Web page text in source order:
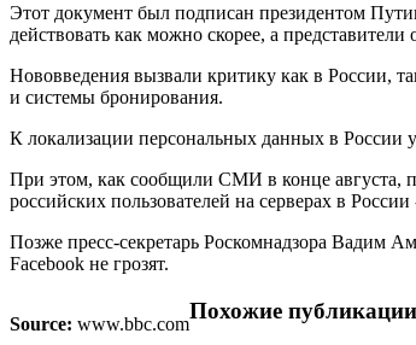
Этот документ был подписан президентом
действовать как можно скорее, а
Нововведения вызвали критику как в России,
и системы бронирования.
К локализации персональных данных в России
При этом, как сообщили СМИ в конце августа,
российских пользователей на серверах в
Позже пресс-секретарь Роскомнадзора Вадим
Facebook не грозят.
Source: www.bbc.com
Похожие